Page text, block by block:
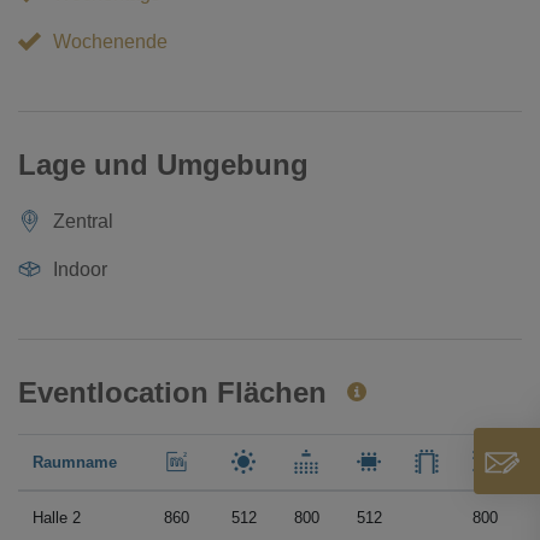
Wochenende
Lage und Umgebung
Zentral
Indoor
Eventlocation Flächen
Raumname
Halle 2 860 512 800 512 800